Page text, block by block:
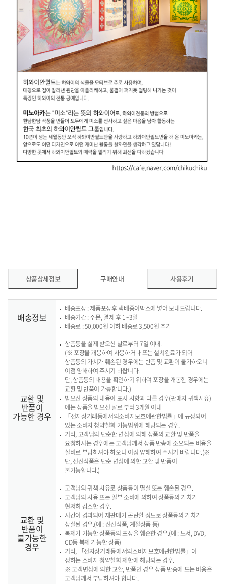
상품상세정보 구매안내 사용후기
배송정보
배송포장 : 제품포장후 택배종이박스에 넣어 보내드립니다.
배송기간 : 주문, 결제 후 1~3일
배송료 : 50,000원 이하 배송료 3,500원 추가
교환 및
반품이
가능한 경우
상품등을 실제 받으신 날로부터 7일 이내.
(※ 포장을 개봉하여 사용하거나 또는 설치완료가 되어
상품등의 가치가 훼손된 경우에는 반품 및 교환이 불가하오니
이점 양해하여 주시기 바랍니다.
단, 상품등의 내용을 확인하기 위하여 포장을 개봉한 경우에는
교환 및 반품이 가능합니다.)
받으신 상품의 내용이 표시 사항과 다른 경우(판매자 귀책사유)
에는 상품을 받으신 날로 부터 3개월 이내
「전자상거래등에서의소비자보호에관한법률」에 규정되어
있는 소비자 청약철회 가능범위에 해당되는 경우.
기타, 고객님의 단순한 변심에 의해 상품의 교환 및 반품을
요청하시는 경우에는 고객님께서 상품 반송에 소요되는 비용을
실비로 부담하셔야 하오니 이점 양해하여 주시기 바랍니다.(※
단, 신선식품은 단순 변심에 의한 교환 및 반품이
불가능합니다.)
교환 및
반품이
불가능한
경우
고객님의 귀책 사유로 상품등이 멸실 또는 훼손된 경우.
고객님의 사용 또는 일부 소비에 의하여 상품등의 가치가
현저히 감소한 경우.
시간이 경과되어 재판매가 곤란할 정도로 상품등의 가치가
상실된 경우.(예 : 신선식품, 계절상품 등)
복제가 가능한 상품등의 포장을 훼손한 경우.(예 : 도서, DVD,
CD등 복제 가능한 상품)
기타, 「전자상거래등에서의소비자보호에관한법률」이
정하는 소비자 청약철회 제한에 해당되는 경우.
※ 고객변심에 의한 교환, 반품인 경우 상품 반송에 드는 비용은
고객님께서 부담하셔야 합니다.